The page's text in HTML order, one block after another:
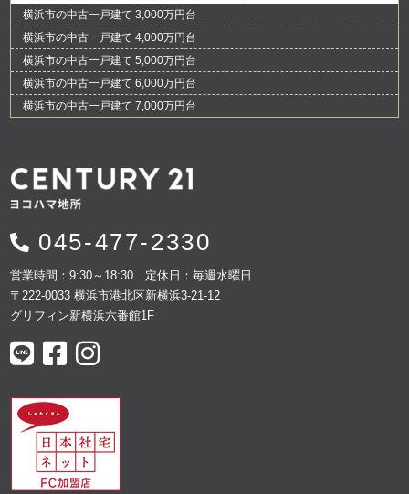
横浜市の中古一戸建て 3,000万円台
横浜市の中古一戸建て 4,000万円台
横浜市の中古一戸建て 5,000万円台
横浜市の中古一戸建て 6,000万円台
横浜市の中古一戸建て 7,000万円台
045-477-2330
営業時間：9:30～18:30 定休日：毎週水曜日
〒222-0033 横浜市港北区新横浜3-21-12
グリフィン新横浜六番館1F